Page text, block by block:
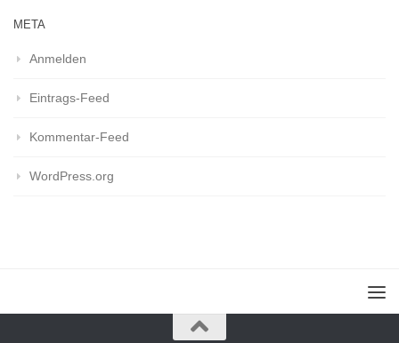
META
Anmelden
Eintrags-Feed
Kommentar-Feed
WordPress.org